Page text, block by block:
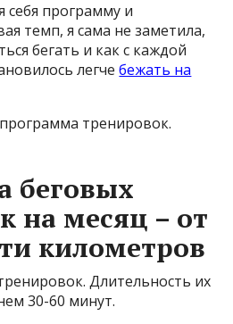
себя программу и
темп, я сама не заметила,
бегать и как с каждой
легчебежать на
тренировок.
беговых
на месяц – от
километров
Длительность их
30-60 минут.